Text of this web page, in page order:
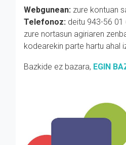
Webgunean: zure kontuan
Telefonoz: deitu 943-56
zure nortasun agiriaren
kodearekin parte hartu ahal
Bazkide ez bazara, EGIN